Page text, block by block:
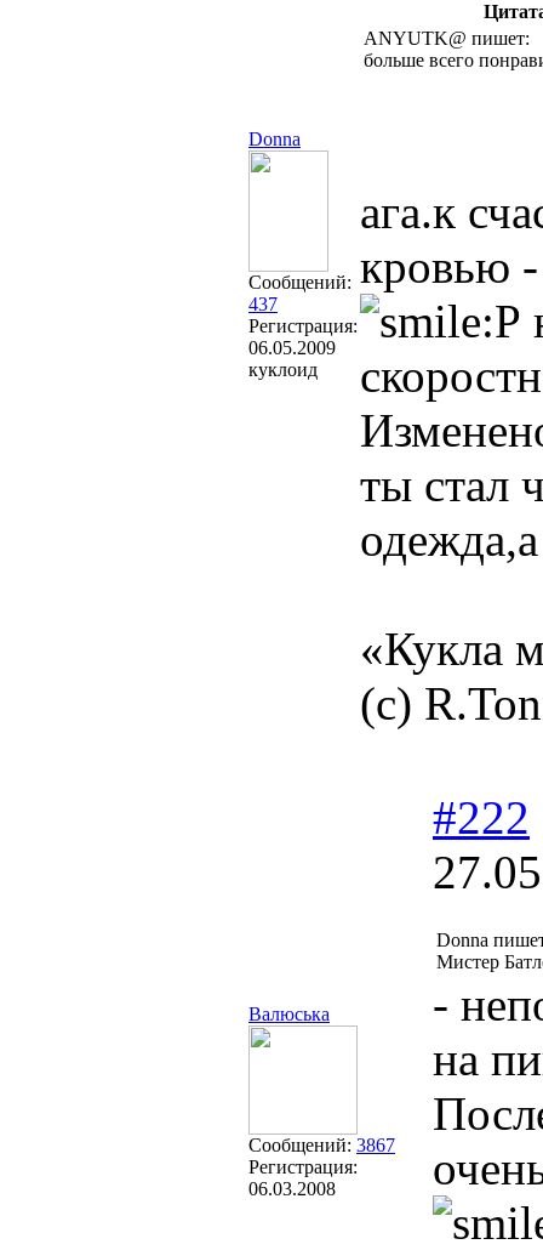
Donna
Сообщений:
437
Регистрация:
06.05.2009
куклоид
ANYUTK@ пишет:
больше всего
ага.к
кровью -
ты стал
«Кукла
(с)
Валюська
Сообщений: 3867
Регистрация:
06.03.2008
#222
Donna
Мистер
-
на